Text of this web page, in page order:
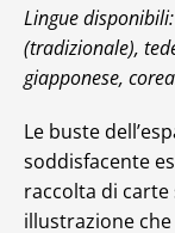
Lingue
(tradizionale),
giapponese,
Le buste
soddisfacente
raccolta di
illustrazione